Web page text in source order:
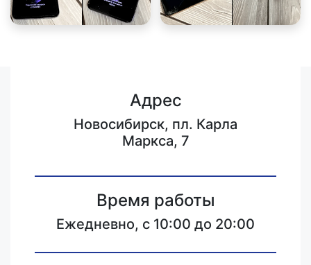
Адрес
Новосибирск, пл. Карла
Маркса, 7
Время работы
Ежедневно, с 10:00 до 20:00